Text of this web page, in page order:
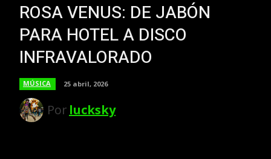
ROSA VENUS: DE JABÓN
PARA HOTEL A DISCO
INFRAVALORADO
MÚSICA 25 abril, 2026
Por lucksky